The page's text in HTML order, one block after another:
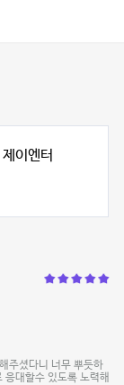
이엔터
주셨다니 너무 뿌듯하
대할수 있도록 노력해